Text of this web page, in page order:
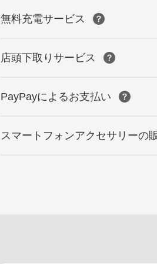
無料充電サービス
店頭下取りサービス
PayPayによるお支払い
スマートフォンアクセサリーの